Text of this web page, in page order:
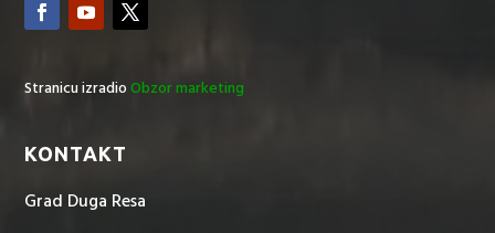
Stranicu izradioObzor marketing
KONTAKT
Grad Duga Resa